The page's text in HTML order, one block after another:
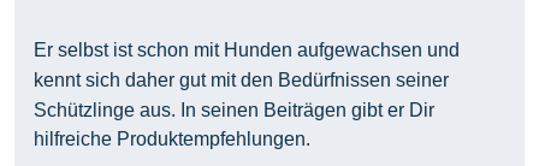
Er selbst ist schon mit Hunden aufgewachsen und
kennt sich daher gut mit den Bedürfnissen seiner
Schützlinge aus. In seinen Beiträgen gibt er Dir
hilfreiche Produktempfehlungen.